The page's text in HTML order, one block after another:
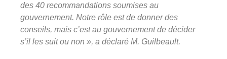
des 40 recommandations soumises au
gouvernement. Notre rôle est de donner des
conseils, mais c’est au gouvernement de décider
s’il les suit ou non », a déclaré M. Guilbeault.